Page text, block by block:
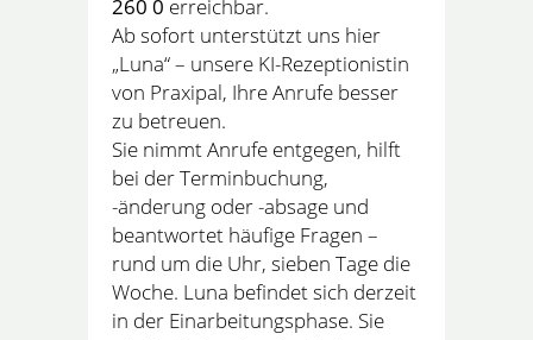
260 0 erreichbar.
Ab sofort unterstützt uns hier
„Luna“ – unsere KI-Rezeptionistin
von Praxipal, Ihre Anrufe besser
zu betreuen.
Sie nimmt Anrufe entgegen, hilft
bei der Terminbuchung,
-änderung oder -absage und
beantwortet häufige Fragen –
rund um die Uhr, sieben Tage die
Woche. Luna befindet sich derzeit
in der Einarbeitungsphase. Sie